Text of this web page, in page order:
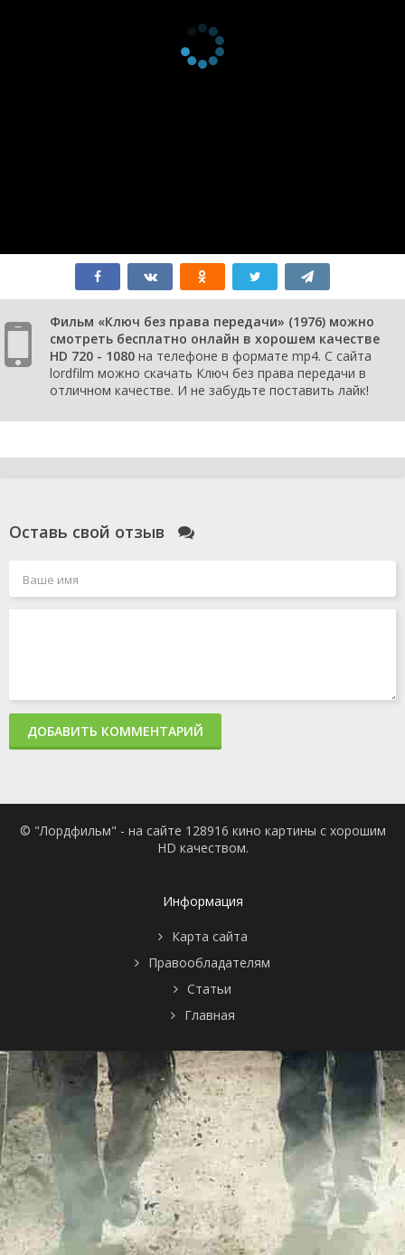
Фильм «Ключ без права передачи» (1976) можно
смотреть бесплатно онлайн в хорошем качестве
HD 720 - 1080 на телефоне в формате mp4. С сайта
lordfilm можно скачать Ключ без права передачи в
отличном качестве. И не забудьте поставить лайк!
Оставь свой отзыв
ДОБАВИТЬ КОММЕНТАРИЙ
© "Лордфильм" - на сайте 128916 кино картины с хорошим
HD качеством.
Информация
Карта сайта
Правообладателям
Статьи
Главная